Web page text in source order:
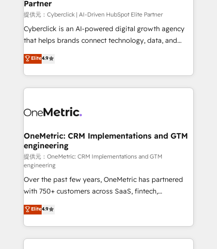
Partner
提供元：Cyberclick | AI-Driven HubSpot Elite Partner
Cyberclick is an AI-powered digital growth agency
that helps brands connect technology, data, and
creativity to achieve measurable results. Founded in
Barcelona and operating across Spain, LATAM, and
the UK, we support global companies in building
smarter marketing, sales, and customer success
Iberia (Spain & Portugal), we combine human insight
growth. Our multidisciplinary team designs solutions
that simplify complexity, boost performance, and
turn innovation into real impact. 🌍 Highlights •
HubSpot Partner since 2012 • 2022 EMEA Impact
Award: Best Integration • 150+ successful HubSpot
projects • Clients in 30+ industries • Proprietary
technology for integrations • Multilingual team:
English, Spanish, Portuguese & Italian 👉 Grow
smarter with AI and HubSpot.
Elite4.9
OneMetric: CRM Implementations and GTM
engineering
提供元：OneMetric: CRM Implementations and GTM
engineering
Over the past few years, OneMetric has partnered
with 750+ customers across SaaS, fintech,
healthcare, real estate, and other industries. With
150+ HubSpot-certified experts, we deliver scalable
solutions to complex GTM and RevOps challenges.
Our Expertise 🔹 Onboarding & Implementation:
Elite4.9